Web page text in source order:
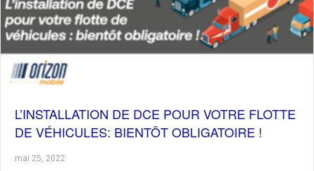
L’INSTALLATION DE DCE POUR VOTRE FLOTTE
DE VÉHICULES: BIENTÔT OBLIGATOIRE !
mai 25, 2022